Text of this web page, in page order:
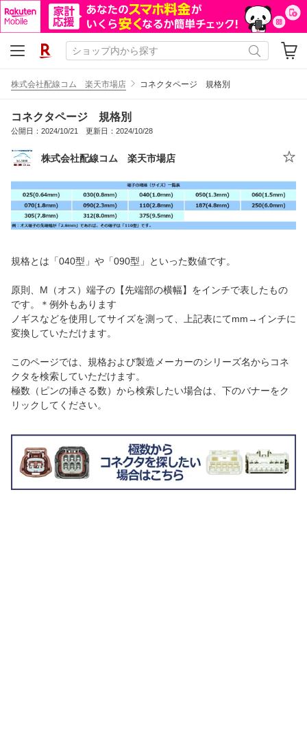
株式会社配線コム 楽天市場店 コネクタページ 規格別
コネクタページ 規格別
公開日：2024/10/21 更新日：2024/10/28
株式会社配線コム 楽天市場店
規格とは「040型」や「090型」といった数値です。
原則、M（オス）端子の【先端部の横幅】をインチで表したもの
です。＊例外もあります
ノギスなどを使用してサイズを測って、上記表にてmm→インチに
変換していただけます。
このページでは、規格および製造メーカーのシリーズ名からコネ
クタを検索していただけます。
極数（ピンの挿さる数）から検索したい場合は、下のバナーをク
リックしてください。